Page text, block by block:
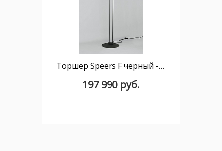
Торшер Speers F черный - медный
197 990 руб.